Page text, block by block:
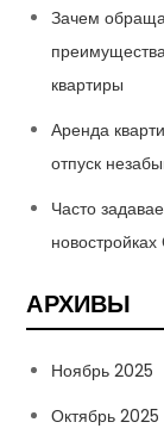
Зачем
квартиры
Аренда
отпуск
Часто
АРХИВЫ
Ноябрь 2025
Октябрь 2025